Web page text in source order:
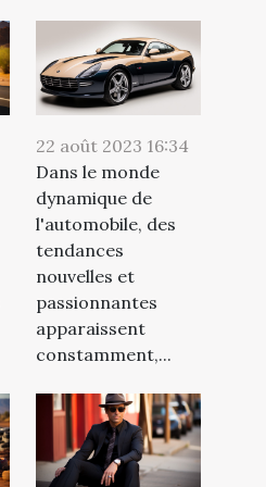
22 août 2023 16:34
Dans le monde
dynamique de
l'automobile, des
tendances
nouvelles et
passionnantes
apparaissent
constamment,...